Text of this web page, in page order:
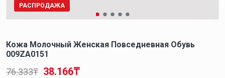
РАСПРОДАЖА
Кожа Молочный Женская Повседневная Обувь
009ZA0151
38.166₸
76.333₸